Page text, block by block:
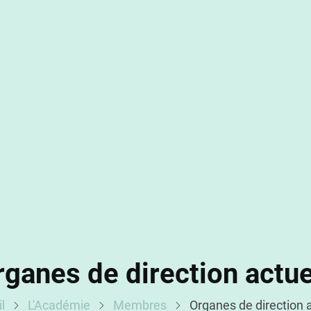
de direction
L'Académie Membres Organes de direction